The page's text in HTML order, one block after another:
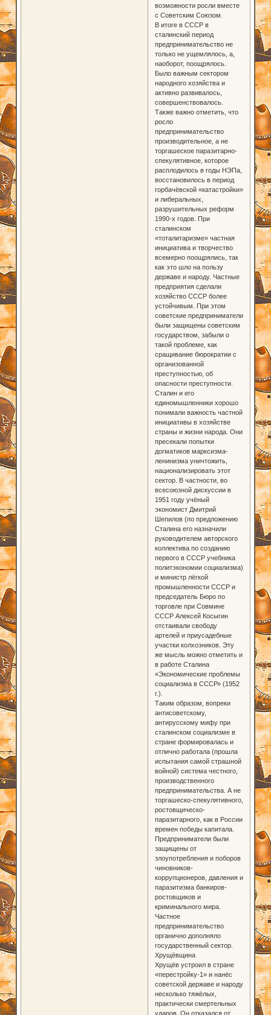
возможности росли вместе
с Советским Союзом.
В итоге в СССР в
сталинский период
предпринимательство не
только не ущемлялось, а,
наоборот, поощрялось.
Было важным сектором
народного хозяйства и
активно развивалось,
совершенствовалось.
Также важно отметить, что
росло
предпринимательство
производительное, а не
торгашеское паразитарно-
спекулятивное, которое
расплодилось в годы НЭПа,
восстановилось в период
горбачёвской «катастройки»
и либеральных,
разрушительных реформ
1990-х годов. При
сталинском
«тоталитаризме» частная
инициатива и творчество
всемерно поощрялись, так
как это шло на пользу
державе и народу. Частные
предприятия сделали
хозяйство СССР более
устойчивым. При этом
советские предприниматели
были защищены советским
государством, забыли о
такой проблеме, как
сращивание бюрократии с
организованной
преступностью, об
опасности преступности.
Сталин и его
единомышленники хорошо
понимали важность частной
инициативы в хозяйстве
страны и жизни народа. Они
пресекали попытки
догматиков марксизма-
ленинизма уничтожить,
национализировать этот
сектор. В частности, во
всесоюзной дискуссии в
1951 году учёный
экономист Дмитрий
Шепилов (по предложению
Сталина его назначили
руководителем авторского
коллектива по созданию
первого в СССР учебника
политэкономии социализма)
и министр лёгкой
промышленности СССР и
председатель Бюро по
торговле при Совмине
СССР Алексей Косыгин
отстаивали свободу
артелей и приусадебные
участки колхозников. Эту
же мысль можно отметить и
в работе Сталина
«Экономические проблемы
социализма в СССР» (1952
г.).
Таким образом, вопреки
антисоветскому,
антирусскому мифу при
сталинском социализме в
стране формировалась и
отлично работала (прошла
испытания самой страшной
войной) система честного,
производственного
предпринимательства. А не
торгашеско-спекулятивного,
ростовщическо-
паразитарного, как в России
времен победы капитала.
Предприниматели были
защищены от
злоупотребления и поборов
чиновников-
коррупционеров, давления и
паразитизма банкиров-
ростовщиков и
криминального мира.
Частное
предпринимательство
органично дополняло
государственный сектор.
Хрущёвщина
Хрущёв устроил в стране
«перестройку-1» и нанёс
советской державе и народу
несколько тяжёлых,
практически смертельных
ударов. Он отказался от